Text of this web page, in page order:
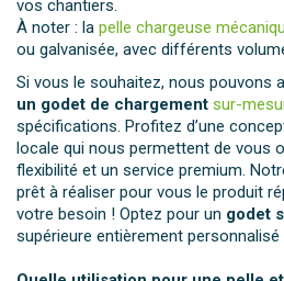
vos chantiers.
À noter : la pelle chargeuse
ou galvanisée, avec différents
Si vous le souhaitez, nous pouvons
un godet de chargement sur-
spécifications. Profitez d’une
locale qui nous permettent de vous
flexibilité et un service premium.
prêt à réaliser pour vous le produit
votre besoin ! Optez pour un godet
supérieure entièrement